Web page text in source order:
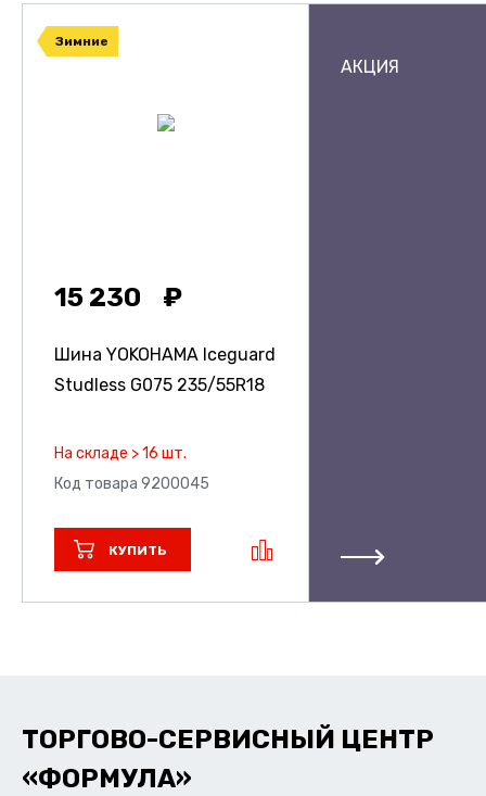
Зимние
15 230
Шина YOKOHAMA Iceguard
Studless G075 235/55R18
На складе > 16 шт.
Код товара 9200045
КУПИТЬ
АКЦИЯ
ТОРГОВО-СЕРВИСНЫЙ ЦЕНТР
«ФОРМУЛА»